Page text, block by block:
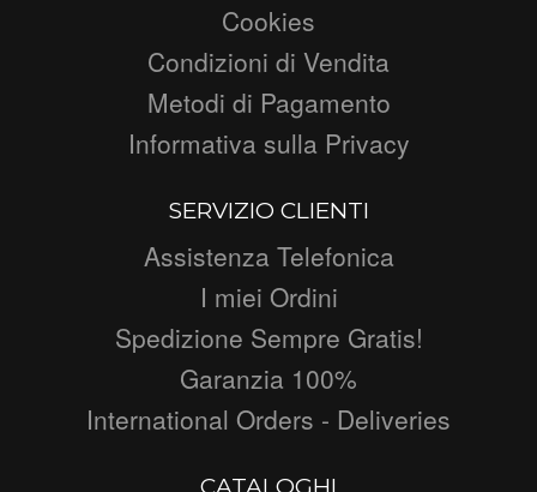
Cookies
Condizioni di Vendita
Metodi di Pagamento
Informativa sulla Privacy
SERVIZIO CLIENTI
Assistenza Telefonica
I miei Ordini
Spedizione Sempre Gratis!
Garanzia 100%
International Orders - Deliveries